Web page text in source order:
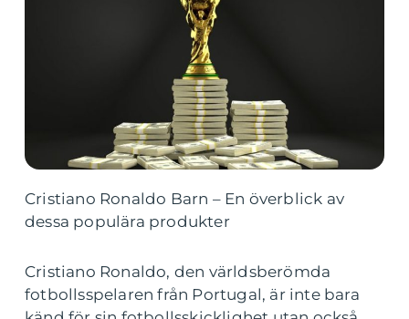
Cristiano Ronaldo Barn – En överblick av
dessa populära produkter
Cristiano Ronaldo, den världsberömda
fotbollsspelaren från Portugal, är inte bara